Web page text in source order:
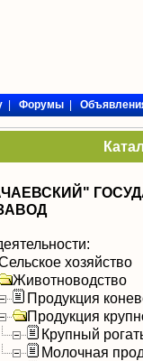
|Форумы|
хозяйство
Животноводство
Продукция
Продукция
Крупный
Молочная